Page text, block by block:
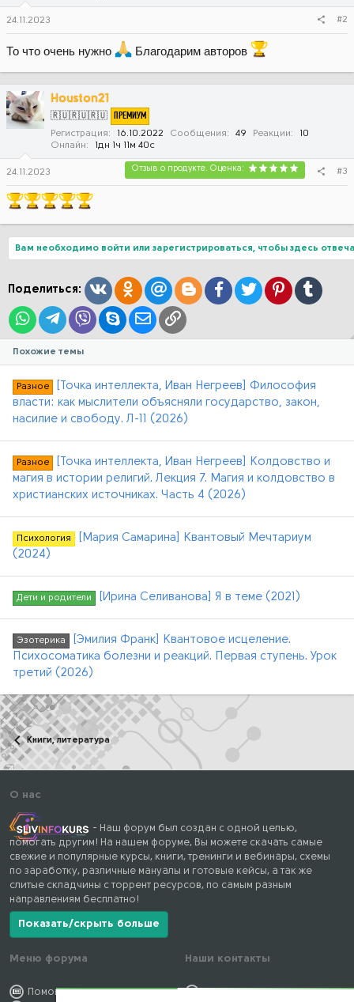
24.11.2023 #2
То что очень нужно Благодарим авторов
Houston21
🇷🇺🇷🇺🇷🇺 ПРЕМИУМ
Регистрация 16.10.2022 Сообщения 49 Реакции
10
Онлайн
1дн 1ч 11м 40с
24.11.2023 Отзыв о продукте. Оценка: #3
Вам необходимо войти или зарегистрироваться, чтобы здесь
Поделиться: ВконтактеОдноклассники
Mail.ruBloggerFacebook
TwitterPinterestTumblr
WhatsAppTelegram
ViberSkypeЭлектронная почта
Ссылка
Похожие темы
Разное
[Точка интеллекта, Иван Негреев] Философия
власти: как мыслители объясняли государство, закон,
насилие и свободу. Л-11 (2026)
Разное
[Точка интеллекта, Иван Негреев] Колдовство и
магия в истории религий. Лекция 7. Магия и колдовство в
христианских источниках. Часть 4 (2026)
Психология
[Мария Самарина] Квантовый Мечтариум
(2024)
Дети и родители [Ирина Селиванова] Я в теме (2021)
Эзотерика
[Эмилия Франк] Квантовое исцеление.
Психосоматика болезни и реакций. Первая ступень. Урок
третий (2026)
Книги, литература
О нас
- Наш форум был создан с одной целью,
помогать другим! На нашем форуме, Вы можете скачать самые
свежие и популярные курсы, книги, тренинги и вебинары, схемы
по заработку, различные мануалы и готовые кейсы, а так же
слитые складчины с торрент ресурсов, по самым разным
направлениям бесплатно!
Показать/скрыть больше
Меню форума
Помощь по форуму
Наши контакты
kursstore@mail.ru